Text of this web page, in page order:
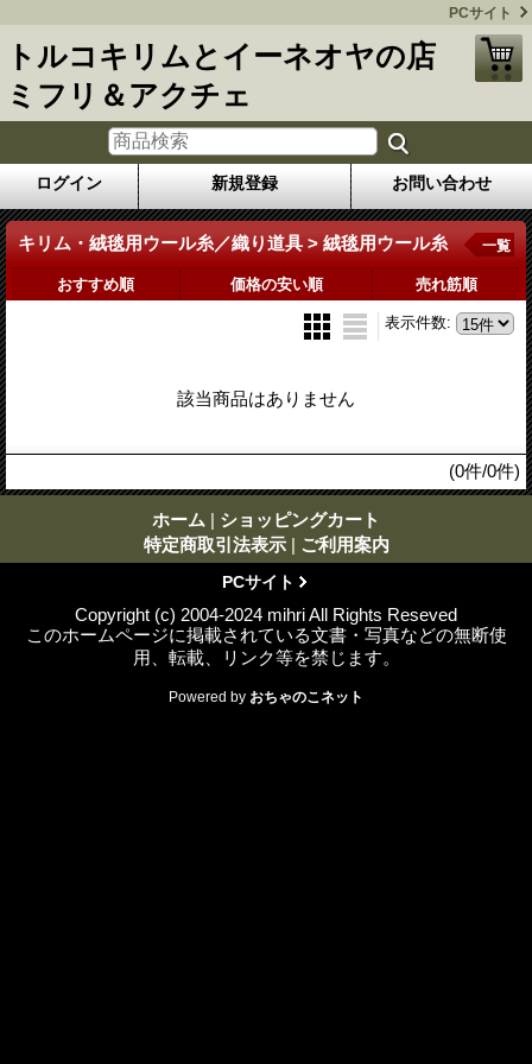
PCサイト
トルコキリムとイーネオヤの店
ミフリ＆アクチェ
ログイン 新規登録 お問い合わせ
キリム・絨毯用ウール糸／織り道具 > 絨毯用ウール糸 一覧
おすすめ順 価格の安い順 売れ筋順
表示件数:
該当商品はありません
(0件/0件)
ホーム | ショッピングカート
特定商取引法表示 | ご利用案内
PCサイト
Copyright (c) 2004-2024 mihri All Rights Reseved
このホームページに掲載されている文書・写真などの無断使
用、転載、リンク等を禁じます。
Powered by おちゃのこネット